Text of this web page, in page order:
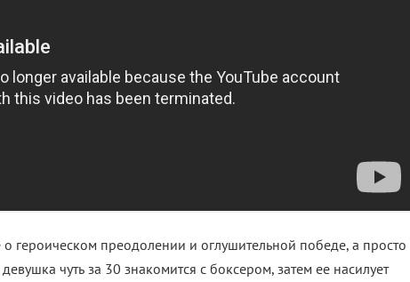
героическом преодолении и оглушительной победе, а просто
чуть за 30 знакомится с боксером, затем ее насилует